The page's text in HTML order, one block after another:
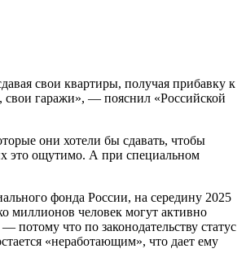
свои квартиры, получая прибавку к
свои гаражи», — пояснил «Российской
они хотели бы сдавать, чтобы
это ощутимо. А при специальном
фонда России, на середину 2025
миллионов человек могут активно
что по законодательству статус
«неработающим», что дает ему